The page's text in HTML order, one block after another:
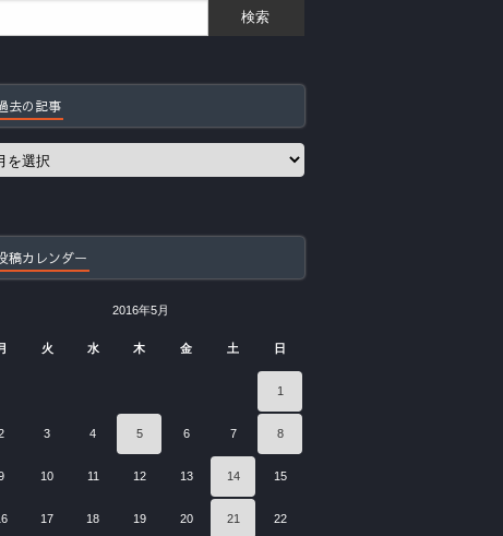
去の記事
稿カレンダー
2016年5月
火 水 木 金 土 日
1
3 4 5 6 7 8
10 11 12 13 14 15
17 18 19 20 21 22